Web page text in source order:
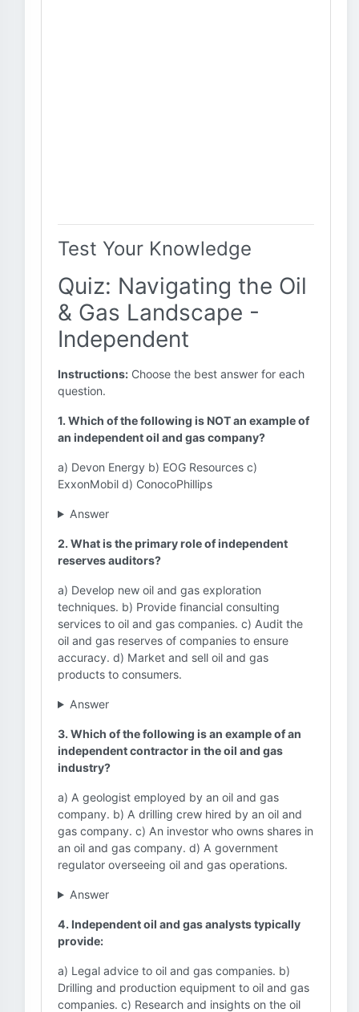
Test Your Knowledge
Quiz: Navigating the Oil
& Gas Landscape -
Independent
Instructions: Choose the best answer for each
question.
1. Which of the following is NOT an example of
an independent oil and gas company?
a) Devon Energy b) EOG Resources c)
ExxonMobil d) ConocoPhillips
Answer
2. What is the primary role of independent
reserves auditors?
a) Develop new oil and gas exploration
techniques. b) Provide financial consulting
services to oil and gas companies. c) Audit the
oil and gas reserves of companies to ensure
accuracy. d) Market and sell oil and gas
products to consumers.
Answer
3. Which of the following is an example of an
independent contractor in the oil and gas
industry?
a) A geologist employed by an oil and gas
company. b) A drilling crew hired by an oil and
gas company. c) An investor who owns shares in
an oil and gas company. d) A government
regulator overseeing oil and gas operations.
Answer
4. Independent oil and gas analysts typically
provide:
a) Legal advice to oil and gas companies. b)
Drilling and production equipment to oil and gas
companies. c) Research and insights on the oil